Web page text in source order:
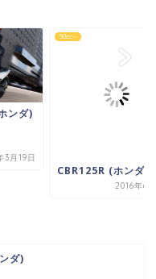
ンダ)
3月19日
50cc~
CBR125R (ホンダ)
2016年6
ダ)